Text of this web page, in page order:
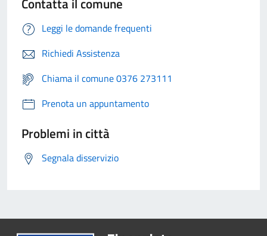
Leggi le domande frequenti
Richiedi Assistenza
Chiama il comune 0376 273111
Prenota un appuntamento
Problemi in città
Segnala disservizio